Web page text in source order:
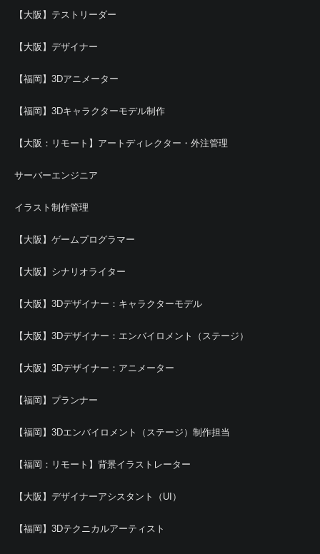
【大阪】テストリーダー
【大阪】デザイナー
【福岡】3Dアニメーター
【福岡】3Dキャラクターモデル制作
【大阪：リモート】アートディレクター・外注管理
サーバーエンジニア
イラスト制作管理
【大阪】ゲームプログラマー
【大阪】シナリオライター
【大阪】3Dデザイナー：キャラクターモデル
【大阪】3Dデザイナー：エンバイロメント（ステージ）
【大阪】3Dデザイナー：アニメーター
【福岡】プランナー
【福岡】3Dエンバイロメント（ステージ）制作担当
【福岡：リモート】背景イラストレーター
【大阪】デザイナーアシスタント（UI）
【福岡】3Dテクニカルアーティスト